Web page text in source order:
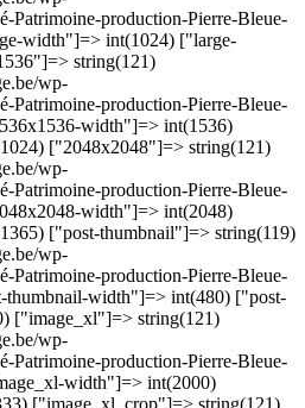
Patrimoine-production-Pierre-Bleue-
width"]=> int(1024) ["large-
string(121)
wp-
Patrimoine-production-Pierre-Bleue-
width"]=> int(1536)
["2048x2048"]=> string(121)
wp-
Patrimoine-production-Pierre-Bleue-
width"]=> int(2048)
["post-thumbnail"]=> string(119)
wp-
Patrimoine-production-Pierre-Bleue-
thumbnail-width"]=> int(480) ["post-
["image_xl"]=> string(121)
wp-
Patrimoine-production-Pierre-Bleue-
width"]=> int(2000)
["image_xl_crop"]=> string(121)